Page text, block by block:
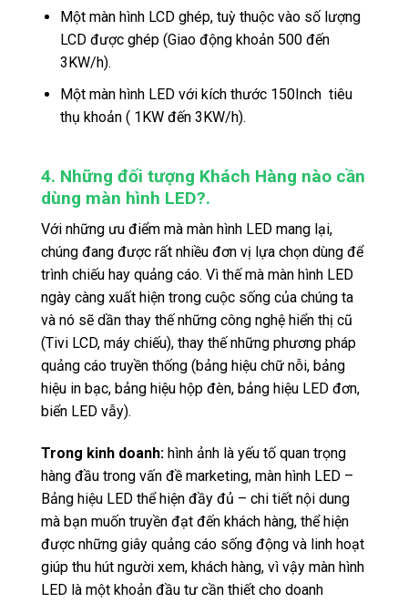
Một màn hình LCD ghép, tuỳ thuộc vào số lượng
LCD được ghép (Giao động khoản 500 đến
3KW/h).
Một màn hình LED với kích thước 150Inch tiêu
thụ khoản ( 1KW đến 3KW/h).
4. Những đối tượng Khách Hàng nào cần
dùng màn hình LED?.
Với những ưu điểm mà màn hình LED mang lại,
chúng đang được rất nhiều đơn vị lựa chọn dùng để
trình chiếu hay quảng cáo. Vì thế mà màn hình LED
ngày càng xuất hiện trong cuộc sống của chúng ta
và nó sẽ dần thay thế những công nghệ hiển thị cũ
(Tivi LCD, máy chiếu), thay thế những phương pháp
quảng cáo truyền thống (bảng hiệu chữ nỗi, bảng
hiệu in bạc, bảng hiệu hộp đèn, bảng hiệu LED đơn,
biển LED vẫy).
Trong kinh doanh: hình ảnh là yếu tố quan trọng
hàng đầu trong vấn đề marketing, màn hình LED –
Bảng hiệu LED thể hiện đầy đủ – chi tiết nội dung
mà bạn muốn truyền đạt đến khách hàng, thể hiện
được những giây quảng cáo sống động và linh hoạt
giúp thu hút người xem, khách hàng, vì vậy màn hình
LED là một khoản đầu tư cần thiết cho doanh